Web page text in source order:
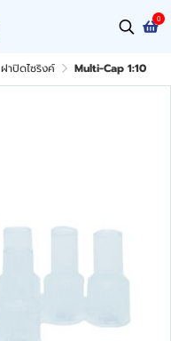
0
ฝาปิดไซริงค์ Multi-Cap 1:10